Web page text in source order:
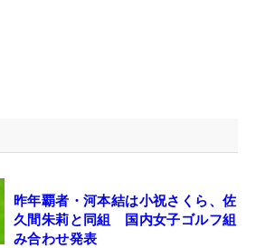
昨年覇者・河本結は小祝さくら、佐
久間朱莉と同組 国内女子ゴルフ組
み合わせ発表